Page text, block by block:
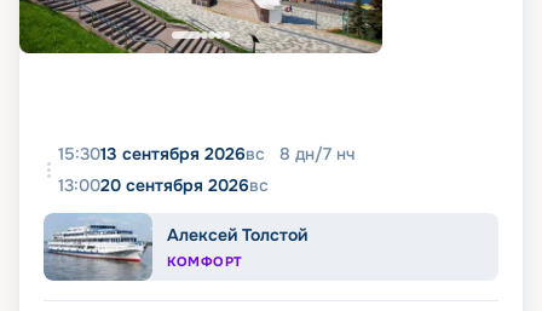
15:3013 сентября 2026вс 8 дн/7 нч
13:0020 сентября 2026вс
Алексей Толстой
КОМФОРТ